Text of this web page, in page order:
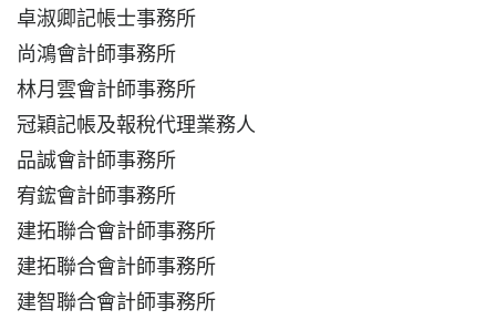
卓淑卿記帳士事務所
尚鴻會計師事務所
林月雲會計師事務所
冠穎記帳及報稅代理業務人
品誠會計師事務所
宥鋐會計師事務所
建拓聯合會計師事務所
建拓聯合會計師事務所
建智聯合會計師事務所